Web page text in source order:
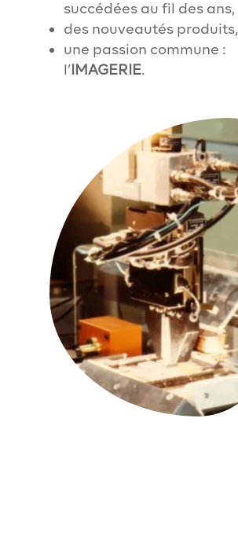
succédées au fil des ans,
des nouveautés produits,
une passion commune :
l’IMAGERIE.